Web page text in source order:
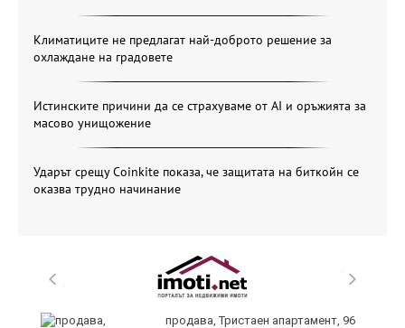
Климатиците не предлагат най-доброто решение за
охлаждане на градовете
Истинските причини да се страхуваме от AI и оръжията за
масово унищожение
Ударът срещу Coinkite показа, че защитата на биткойн се
оказва трудно начинание
продава, Тристаен апартамент, 96